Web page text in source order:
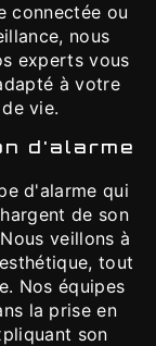
connectée ou
nous
experts vous
à votre
vie.
d'alarme
d'alarme qui
de son
veillons à
tout
Nos équipes
la prise en
son